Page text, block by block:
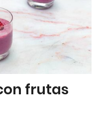
frutas